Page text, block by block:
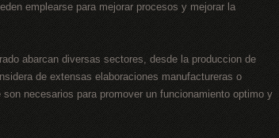
emplearse para mejorar procesos y mejorar la
abarcan diversas sectores, desde la produccion de
de extensas elaboraciones manufactureras o
necesarios para promover un funcionamiento optimo y